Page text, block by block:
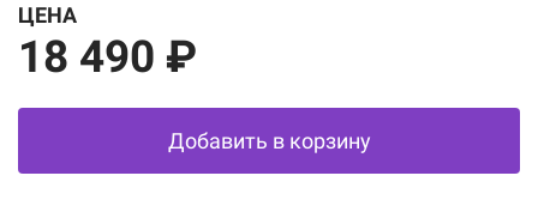
ЦЕНА
18 490 ₽
Добавить в корзину